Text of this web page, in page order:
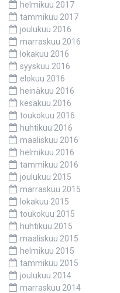
helmikuu 2017
tammikuu 2017
joulukuu 2016
marraskuu 2016
lokakuu 2016
syyskuu 2016
elokuu 2016
heinäkuu 2016
kesäkuu 2016
toukokuu 2016
huhtikuu 2016
maaliskuu 2016
helmikuu 2016
tammikuu 2016
joulukuu 2015
marraskuu 2015
lokakuu 2015
toukokuu 2015
huhtikuu 2015
maaliskuu 2015
helmikuu 2015
tammikuu 2015
joulukuu 2014
marraskuu 2014